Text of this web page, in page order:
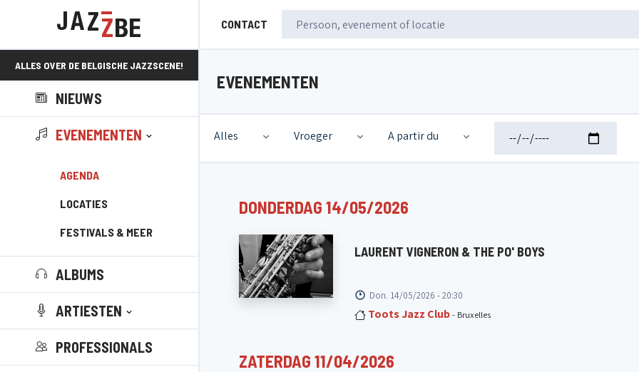
CONTACT
ALLES OVER DE BELGISCHE JAZZSCENE!
NIEUWS
EVENEMENTEN
AGENDA
LOCATIES
FESTIVALS & MEER
ALBUMS
ARTIESTEN
PROFESSIONALS
EVENEMENTEN
Alles Vroeger A partir du
DONDERDAG 14/05/2026
LAURENT VIGNERON & THE PO' BOYS
Don. 14/05/2026 - 20:30
Toots Jazz Club - Bruxelles
ZATERDAG 11/04/2026